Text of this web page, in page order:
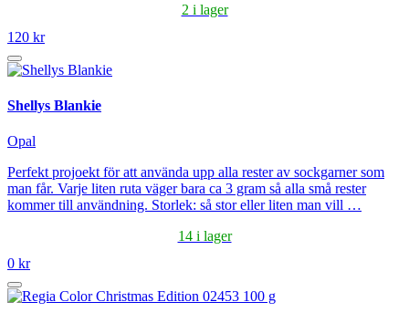
2 i lager
120 kr
Shellys Blankie
Opal
Perfekt projoekt för att använda upp alla rester av sockgarner som
man får. Varje liten ruta väger bara ca 3 gram så alla små rester
kommer till användning. Storlek: så stor eller liten man vill …
14 i lager
0 kr